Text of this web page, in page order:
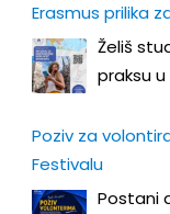
Erasmus prilika
Želiš
praksu u
Poziv za
Festivalu
Postani